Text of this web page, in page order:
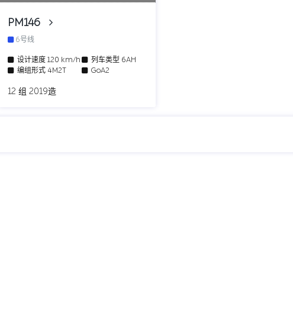
PM146
6号线
设计速度120 km/h 列车类型 6AH
编组形式4M2T GoA2
12 组 2019造